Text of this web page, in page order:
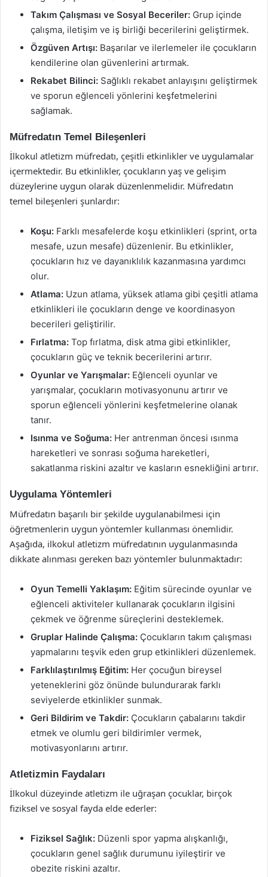
Takım Çalışması ve Sosyal Beceriler: Grup içinde
çalışma, iletişim ve iş birliği becerilerini geliştirmek.
Özgüven Artışı: Başarılar ve ilerlemeler ile çocukların
kendilerine olan güvenlerini artırmak.
Rekabet Bilinci: Sağlıklı rekabet anlayışını geliştirmek
ve sporun eğlenceli yönlerini keşfetmelerini
sağlamak.
Müfredatın Temel Bileşenleri
İlkokul atletizm müfredatı, çeşitli etkinlikler ve uygulamalar
içermektedir. Bu etkinlikler, çocukların yaş ve gelişim
düzeylerine uygun olarak düzenlenmelidir. Müfredatın
temel bileşenleri şunlardır:
Koşu: Farklı mesafelerde koşu etkinlikleri (sprint, orta
mesafe, uzun mesafe) düzenlenir. Bu etkinlikler,
çocukların hız ve dayanıklılık kazanmasına yardımcı
olur.
Atlama: Uzun atlama, yüksek atlama gibi çeşitli atlama
etkinlikleri ile çocukların denge ve koordinasyon
becerileri geliştirilir.
Fırlatma: Top fırlatma, disk atma gibi etkinlikler,
çocukların güç ve teknik becerilerini artırır.
Oyunlar ve Yarışmalar: Eğlenceli oyunlar ve
yarışmalar, çocukların motivasyonunu artırır ve
sporun eğlenceli yönlerini keşfetmelerine olanak
tanır.
Isınma ve Soğuma: Her antrenman öncesi ısınma
hareketleri ve sonrası soğuma hareketleri,
sakatlanma riskini azaltır ve kasların esnekliğini artırır.
Uygulama Yöntemleri
Müfredatın başarılı bir şekilde uygulanabilmesi için
öğretmenlerin uygun yöntemler kullanması önemlidir.
Aşağıda, ilkokul atletizm müfredatının uygulanmasında
dikkate alınması gereken bazı yöntemler bulunmaktadır:
Oyun Temelli Yaklaşım: Eğitim sürecinde oyunlar ve
eğlenceli aktiviteler kullanarak çocukların ilgisini
çekmek ve öğrenme süreçlerini desteklemek.
Gruplar Halinde Çalışma: Çocukların takım çalışması
yapmalarını teşvik eden grup etkinlikleri düzenlemek.
Farklılaştırılmış Eğitim: Her çocuğun bireysel
yeteneklerini göz önünde bulundurarak farklı
seviyelerde etkinlikler sunmak.
Geri Bildirim ve Takdir: Çocukların çabalarını takdir
etmek ve olumlu geri bildirimler vermek,
motivasyonlarını artırır.
Atletizmin Faydaları
İlkokul düzeyinde atletizm ile uğraşan çocuklar, birçok
fiziksel ve sosyal fayda elde ederler:
Fiziksel Sağlık: Düzenli spor yapma alışkanlığı,
çocukların genel sağlık durumunu iyileştirir ve
obezite riskini azaltır.